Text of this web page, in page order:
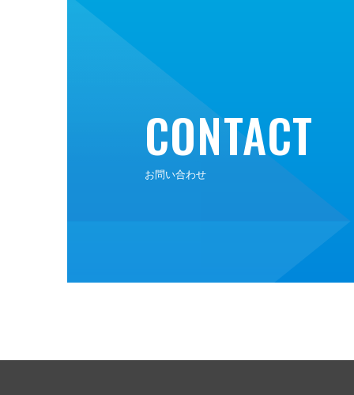
CONTACT
お問い合わせ